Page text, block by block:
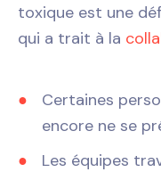
toxique est une
qui a trait à la
Certaines
encore ne se
Les équipes